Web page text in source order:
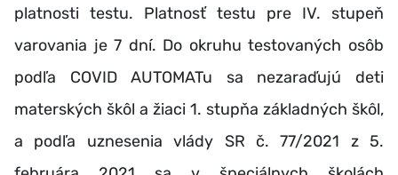
platnosti testu. Platnosť testu pre IV. stupeň
varovania je 7 dní. Do okruhu testovaných osôb
podľa COVID AUTOMATu sa nezaraďujú deti
materských škôl a žiaci 1. stupňa základných škôl,
a podľa uznesenia vlády SR č. 77/2021 z 5.